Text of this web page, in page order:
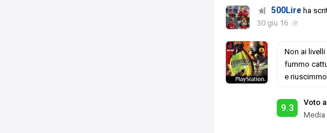
500Lire ha
30 giu 16
Non ai
fummo
e
9.3
Voto
Media